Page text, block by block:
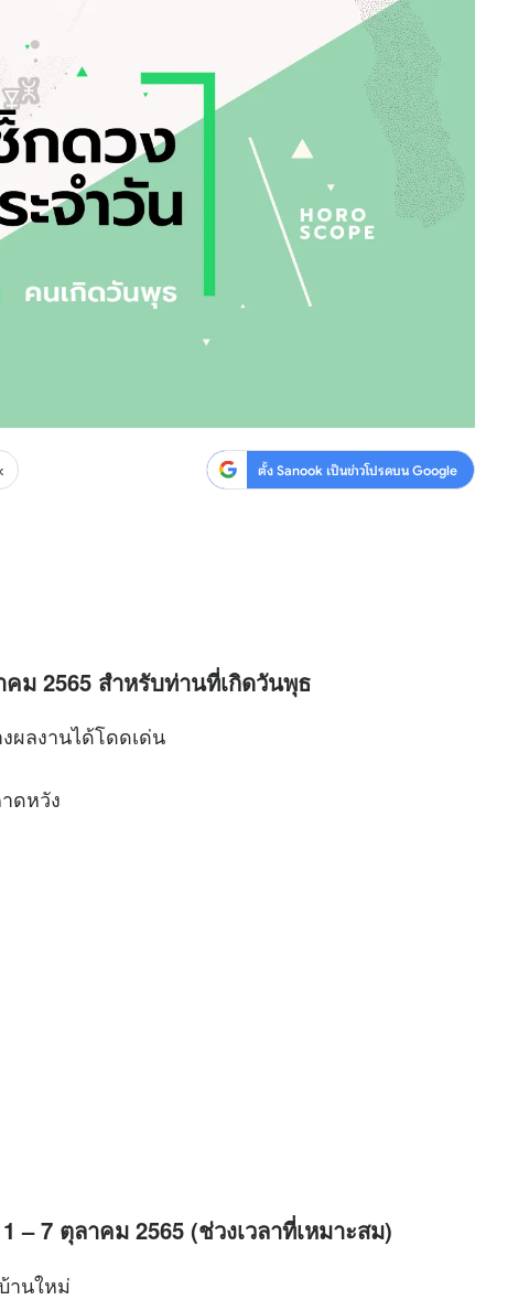
Sanook Choice
สนุกโซเชียลได้ที่
ตั้ง Sanook เป็นข่าวโปรดบน Google
ม 2565 สำหรับท่านที่เกิดวันพุธ
ผลงานได้โดดเด่น
ดหวัง
7 ตุลาคม 2565 (ช่วงเวลาที่เหมาะสม)
านใหม่